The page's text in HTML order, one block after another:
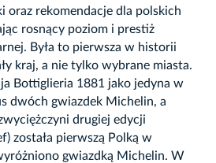
oraz rekomendacje dla polskich
rosnący poziom i prestiż
Była to pierwsza w historii
kraj, a nie tylko wybrane miasta.
Bottiglieria 1881 jako jedyna w
dwóch gwiazdek Michelin, a
drugiej edycji
została pierwszą Polką w
gwiazdką Michelin. W